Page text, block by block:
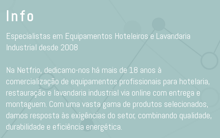
Info
Especialistas em Equipamentos Hoteleiros e Lavandaria
Industrial desde 2008
Na Netfrio, dedicamo-nos há mais de 18 anos à
comercialização de equipamentos profissionais para hotelaria,
restauração e lavandaria industrial via online com entrega e
montaguem. Com uma vasta gama de produtos selecionados,
damos resposta às exigências do setor, combinando qualidade,
durabilidade e eficiência energética.